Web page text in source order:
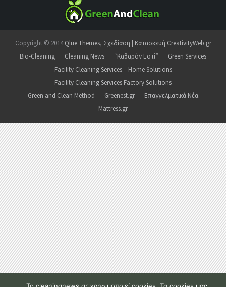
Copyright © 2014Qlue Themes, Σχεδίαση | Κατασκευή CreativityWeb.gr
Bio-Cleaning
Cleaning News “Καθαρόν Εστί”
Green Services
Facility Cleaning Services – Home Solutions
Facility Cleaning Services Factory Solutions
Green and Clean Method
Greenest.gr
Επαγγελματικά Νέα
Mattress.gr